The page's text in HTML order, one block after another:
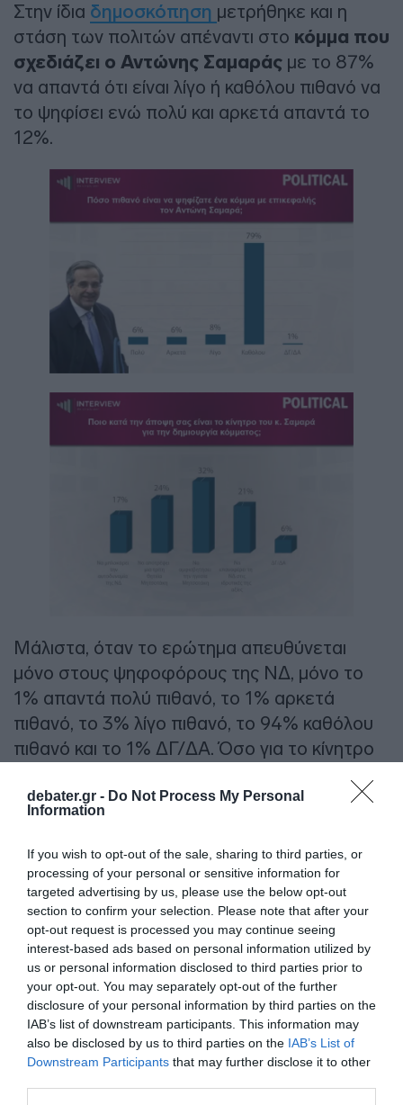
debater.gr - Do Not Process My Personal
Information
If you wish to opt-out of the sale, sharing to third parties, or
processing of your personal or sensitive information for
targeted advertising by us, please use the below opt-out
section to confirm your selection. Please note that after your
opt-out request is processed you may continue seeing
interest-based ads based on personal information utilized by
us or personal information disclosed to third parties prior to
your opt-out. You may separately opt-out of the further
disclosure of your personal information by third parties on the
IAB’s list of downstream participants. This information may
also be disclosed by us to third parties on the IAB’s List of
Downstream Participants that may further disclose it to other
Στην ίδια δημοσκόπηση μετρήθηκε και η
στάση των πολιτών απέναντι στο κόμμα που
σχεδιάζει ο Αντώνης Σαμαράς με το 87%
να απαντά ότι είναι λίγο ή καθόλου πιθανό να
το ψηφίσει ενώ πολύ και αρκετά απαντά το
12%.
Μάλιστα, όταν το ερώτημα απευθύνεται
μόνο στους ψηφοφόρους της ΝΔ, μόνο το
1% απαντά πολύ πιθανό, το 1% αρκετά
πιθανό, το 3% λίγο πιθανό, το 94% καθόλου
πιθανό και το 1% ΔΓ/ΔΑ. Όσο για το κίνητρο
«να αμφισβητήσει την ηγεσία Μητσοτάκη»,
Μητσοτάκη», το 21% «να επαναφέρει τη ΝΔ
στις ιδρυτικές της αξίες», το 17% «να
μπλοκάρει την αυτοδυναμία της ΝΔ», ενώ το
6% απαντά ΔΓ/ΔΑ.
Προσθήκη ως προτεινόμενη
πηγή στην Google
Ειδήσεις σήμερα